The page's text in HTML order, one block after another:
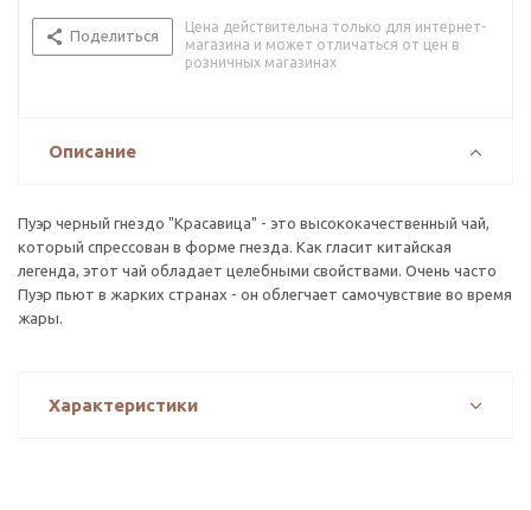
Поделиться
Цена действительна только для интернет-
магазина и может отличаться от цен в
розничных магазинах
Описание
Пуэр черный гнездо "Красавица" - это высококачественный чай,
который спрессован в форме гнезда. Как гласит китайская
легенда, этот чай обладает целебными свойствами. Очень часто
Пуэр пьют в жарких странах - он облегчает самочувствие во время
жары.
Характеристики